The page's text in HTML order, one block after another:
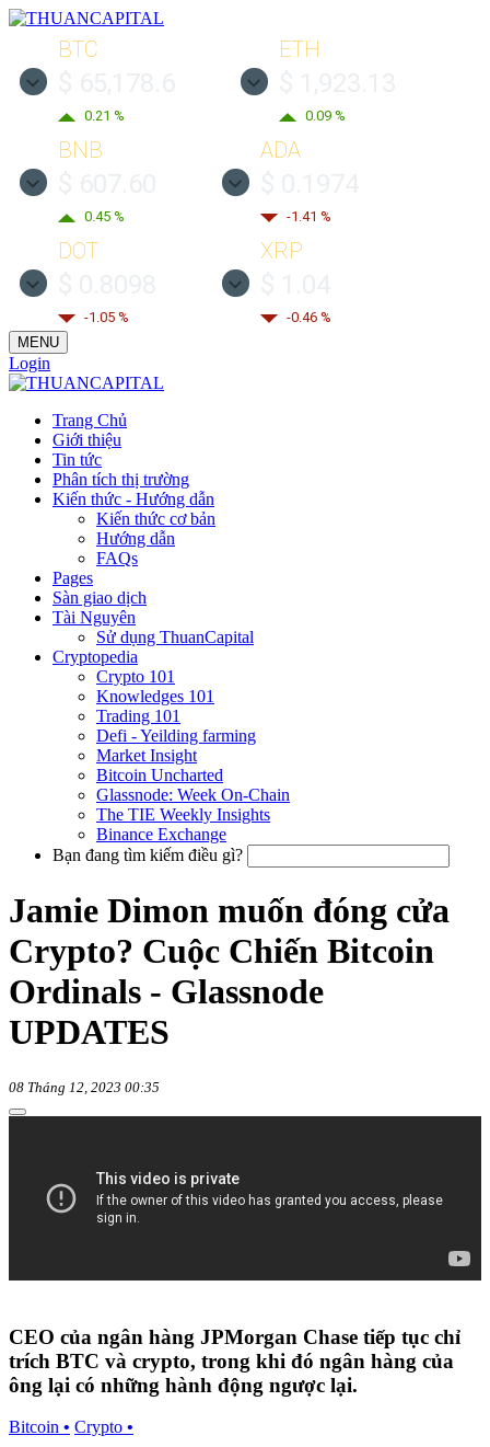
BTC
0.21 %
ETH
0.09 %
BNB
0.45 %
ADA
-1.41 %
DOT
-1.05 %
XRP
-0.46 %
MENU
Login
Trang Chủ
Giới thiệu
Tin tức
Phân tích thị trường
Kiến thức - Hướng dẫn
Kiến thức cơ bản
Hướng dẫn
FAQs
Pages
Sàn giao dịch
Tài Nguyên
Sử dụng ThuanCapital
Cryptopedia
Crypto 101
Knowledges 101
Trading 101
Defi - Yeilding farming
Market Insight
Bitcoin Uncharted
Glassnode: Week On-Chain
The TIE Weekly Insights
Binance Exchange
Bạn đang tìm kiếm điều gì?
Jamie Dimon muốn đóng cửa
Crypto? Cuộc Chiến Bitcoin
Ordinals - Glassnode
UPDATES
08 Tháng 12, 2023 00:35
CEO của ngân hàng JPMorgan Chase tiếp tục chỉ
trích BTC và crypto, trong khi đó ngân hàng của
ông lại có những hành động ngược lại.
Bitcoin • Crypto •